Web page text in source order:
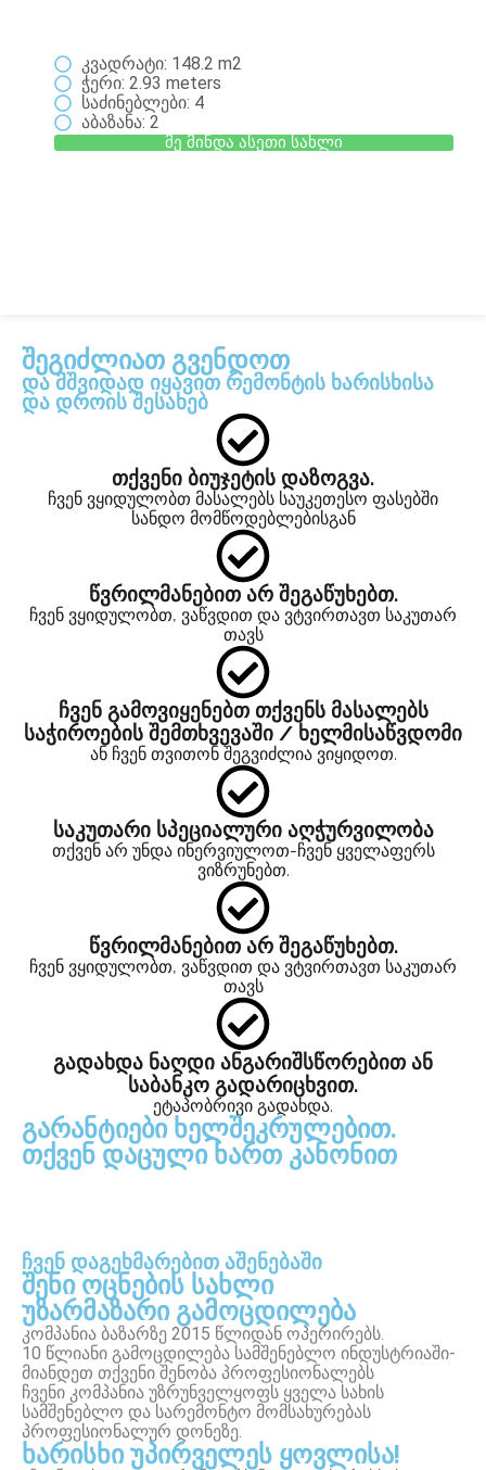
კვადრატი: 148.2 m2
ჭერი: 2.93 meters
საძინებლები: 4
აბაზანა: 2
მე მინდა ასეთი სახლი
შეგიძლიათ გვენდოთ
და მშვიდად იყავით რემონტის ხარისხისა
და დროის შესახებ
თქვენი ბიუჯეტის დაზოგვა.
ჩვენ ვყიდულობთ მასალებს საუკეთესო ფასებში
სანდო მომწოდებლებისგან
წვრილმანებით არ შეგაწუხებთ.
ჩვენ ვყიდულობთ, ვაწვდით და ვტვირთავთ საკუთარ
თავს
ჩვენ გამოვიყენებთ თქვენს მასალებს
საჭიროების შემთხვევაში / ხელმისაწვდომი
ან ჩვენ თვითონ შეგვიძლია ვიყიდოთ.
საკუთარი სპეციალური აღჭურვილობა
თქვენ არ უნდა ინერვიულოთ-ჩვენ ყველაფერს
ვიზრუნებთ.
წვრილმანებით არ შეგაწუხებთ.
ჩვენ ვყიდულობთ, ვაწვდით და ვტვირთავთ საკუთარ
თავს
გადახდა ნაღდი ანგარიშსწორებით ან
საბანკო გადარიცხვით.
ეტაპობრივი გადახდა.
გარანტიები ხელშეკრულებით.
თქვენ დაცული ხართ კანონით
ჩვენ დაგეხმარებით აშენებაში
შენი ოცნების სახლი
უზარმაზარი გამოცდილება
კომპანია ბაზარზე 2015 წლიდან ოპერირებს.
10 წლიანი გამოცდილება სამშენებლო ინდუსტრიაში-
მიანდეთ თქვენი შენობა პროფესიონალებს
ჩვენი კომპანია უზრუნველყოფს ყველა სახის
სამშენებლო და სარემონტო მომსახურებას
პროფესიონალურ დონეზე.
ხარისხი უპირველეს ყოვლისა!